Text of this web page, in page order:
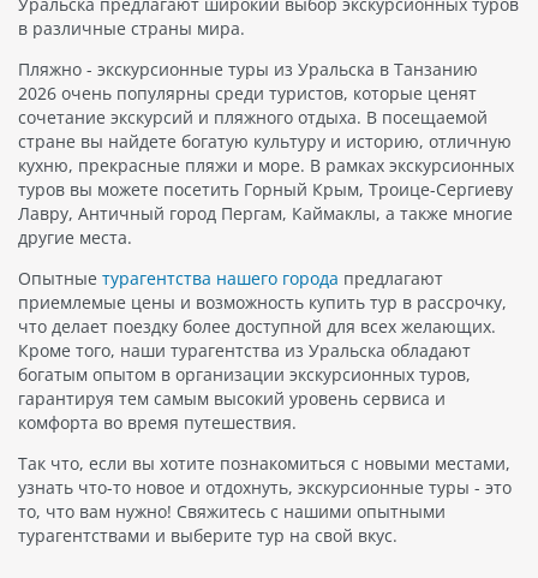
в различные страны мира.
Пляжно - экскурсионные туры из Уральска в Танзанию
2026 очень популярны среди туристов, которые ценят
сочетание экскурсий и пляжного отдыха. В посещаемой
стране вы найдете богатую культуру и историю, отличную
кухню, прекрасные пляжи и море. В рамках экскурсионных
туров вы можете посетить Горный Крым, Троице-Сергиеву
Лавру, Античный город Пергам, Каймаклы, а также многие
другие места.
Опытные турагентства нашего города предлагают
приемлемые цены и возможность купить тур в рассрочку,
что делает поездку более доступной для всех желающих.
Кроме того, наши турагентства из Уральска обладают
богатым опытом в организации экскурсионных туров,
гарантируя тем самым высокий уровень сервиса и
комфорта во время путешествия.
Так что, если вы хотите познакомиться с новыми местами,
узнать что-то новое и отдохнуть, экскурсионные туры - это
то, что вам нужно! Свяжитесь с нашими опытными
турагентствами и выберите тур на свой вкус.